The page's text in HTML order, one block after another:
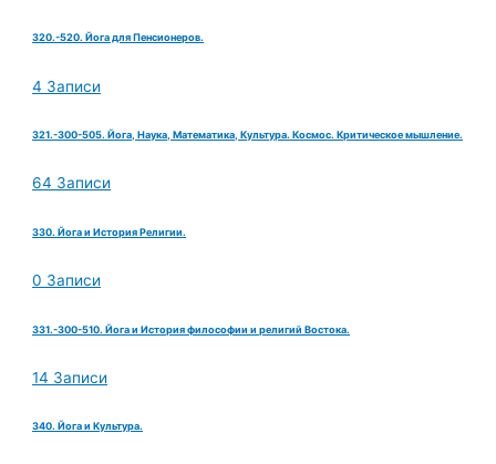
320.-520. Йога для Пенсионеров.
4 Записи
321.-300-505. Йога, Наука, Математика, Культура. Космос. Критическое мышление.
64 Записи
330. Йога и История Религии.
0 Записи
331.-300-510. Йога и История философии и религий Востока.
14 Записи
340. Йога и Культура.